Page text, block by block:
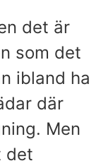
det är
som det
ibland ha
där
Men
det